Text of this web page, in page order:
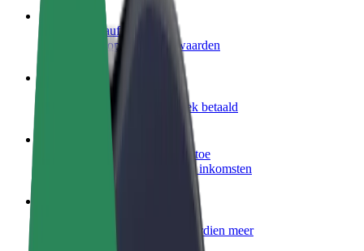
Word een chauffeur
Verdien geld op jouw voorwaarden
Wordt bezorger
Bezorg eten en krijg elke week betaald
Voeg een restaurant of winkel toe
Krijg meer klanten en verhoog inkomsten
Voeg je fleet toe aan Bolt en verdien meer